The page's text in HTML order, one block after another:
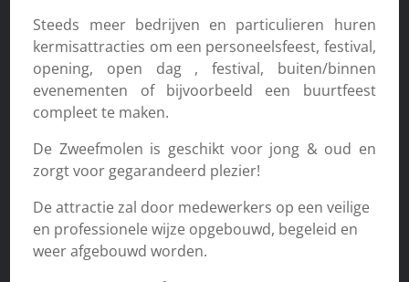
Steeds meer bedrijven en particulieren huren
kermisattracties om een personeelsfeest, festival,
opening, open dag , festival, buiten/binnen
evenementen of bijvoorbeeld een buurtfeest
compleet te maken.
De Zweefmolen is geschikt voor jong & oud en
zorgt voor gegarandeerd plezier!
De attractie zal door medewerkers op een veilige
en professionele wijze opgebouwd, begeleid en
weer afgebouwd worden.